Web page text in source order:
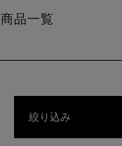
商品一覧
絞り込み